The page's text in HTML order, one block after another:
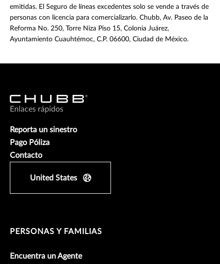
emitidas. El Seguro de líneas excedentes solo se vende a través de
personas con licencia para comercializarlo. Chubb, Av. Paseo de la
Reforma No. 250, Torre Niza Piso 15, Colonia Juárez,
Ayuntamiento Cuauhtémoc, C.P. 06600, Ciudad de México.
Enlaces rápidos
Reporta un sinestro
Pago Póliza
Contacto
United States
PERSONAS Y FAMILIAS
Encuentra un Agente